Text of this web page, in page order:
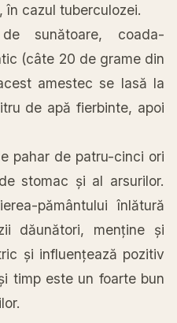
în cazul tuberculozei.
sunătoare, coada-
(câte 20 de grame din
amestec se lasă la
de apă fierbinte, apoi
pahar de patru-cinci ori
stomac și al arsurilor.
pământului înlătură
dăunători, menține și
și influențează pozitiv
timpeste un foarte bun